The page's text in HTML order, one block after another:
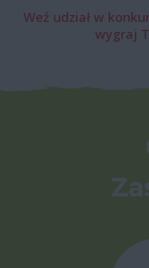
Weź udział w
wygraj